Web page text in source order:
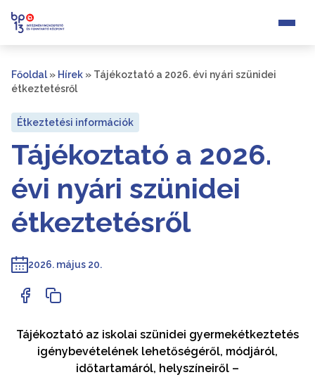
Főoldal » Hírek » Tájékoztató a 2026. évi nyári szünidei
étkeztetésről
Étkeztetési információk
Tájékoztató a 2026.
évi nyári szünidei
étkeztetésről
2026. május 20.
Tájékoztató az iskolai szünidei gyermekétkeztetés
igénybevételének lehetőségéről, módjáról,
időtartamáról, helyszíneiről –